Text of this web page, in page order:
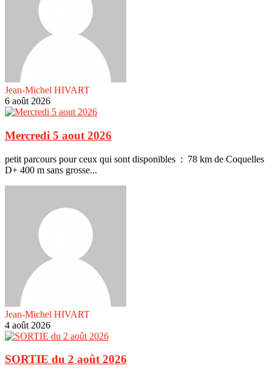
Jean-Michel HIVART
6 août 2026
Mercredi 5 aout 2026
petit parcours pour ceux qui sont disponibles : 78 km de Coquelles
D+ 400 m sans grosse...
Jean-Michel HIVART
4 août 2026
SORTIE du 2 août 2026